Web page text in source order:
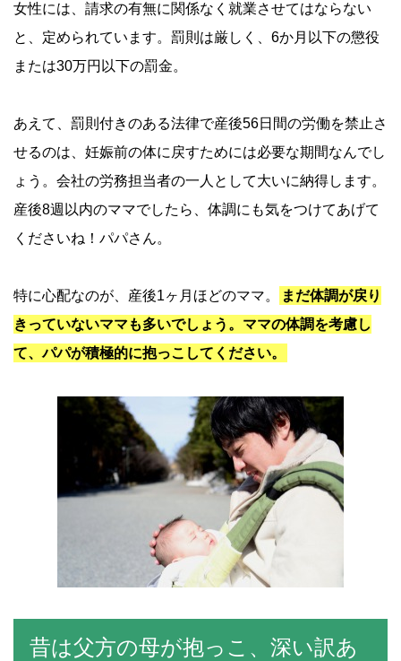
女性には、請求の有無に関係なく就業させてはならない
と、定められています。罰則は厳しく、6か月以下の懲役
または30万円以下の罰金。
あえて、罰則付きのある法律で産後56日間の労働を禁止さ
せるのは、妊娠前の体に戻すためには必要な期間なんでし
ょう。会社の労務担当者の一人として大いに納得します。
産後8週以内のママでしたら、体調にも気をつけてあげて
くださいね！パパさん。
特に心配なのが、産後1ヶ月ほどのママ。
まだ体調が戻り
きっていないママも多いでしょう。ママの体調を考慮し
て、パパが積極的に抱っこしてください。
昔は父方の母が抱っこ、深い訳あ